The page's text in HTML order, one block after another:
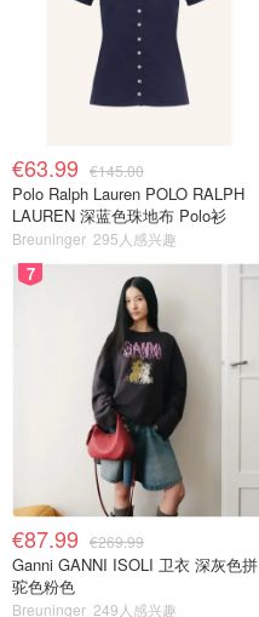
€63.99 €145.00
Polo Ralph Lauren POLO RALPH
LAUREN 深蓝色珠地布 Polo衫
Breuninger 295人感兴趣
7
€87.99 €269.99
Ganni GANNI ISOLI 卫衣 深灰色拼
驼色粉色
Breuninger 249人感兴趣